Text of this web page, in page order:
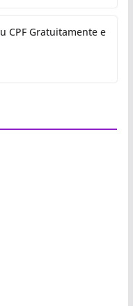
CPF Gratuitamente e